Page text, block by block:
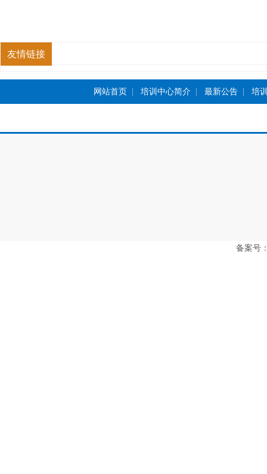
友情链接
网站首页 培训中心简介| 最新公告| 培
备案号